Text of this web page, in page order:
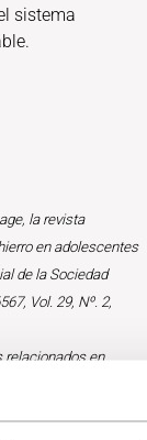
sistema
la revista
en adolescentes
de la Sociedad
Vol. 29, Nº. 2,
relacionados en
de